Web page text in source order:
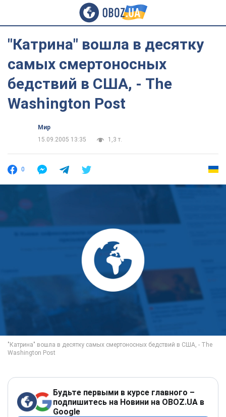
"Катрина" вошла в десятку
самых смертоносных
бедствий в США, - The
Washington Post
Мир
15.09.2005 13:35
1,3 т.
0
Будьте первыми в курсе главного –
подпишитесь на Новини на OBOZ.UA в
Google